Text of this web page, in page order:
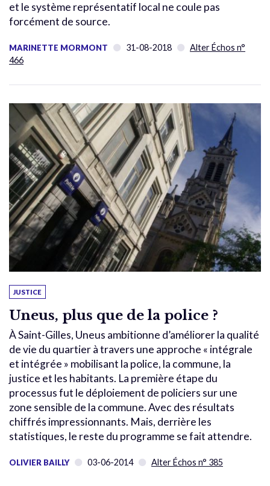
et le système représentatif local ne coule pas
forcément de source.
MARINETTE MORMONT 31-08-2018
Alter Échos n°
466
JUSTICE
Uneus, plus que de la police ?
À Saint-Gilles, Uneus ambitionne d’améliorer la qualité
de vie du quartier à travers une approche « intégrale
et intégrée » mobilisant la police, la commune, la
justice et les habitants. La première étape du
processus fut le déploiement de policiers sur une
zone sensible de la commune. Avec des résultats
chiffrés impressionnants. Mais, derrière les
statistiques, le reste du programme se fait attendre.
OLIVIER BAILLY 03-06-2014 Alter Échos n° 385